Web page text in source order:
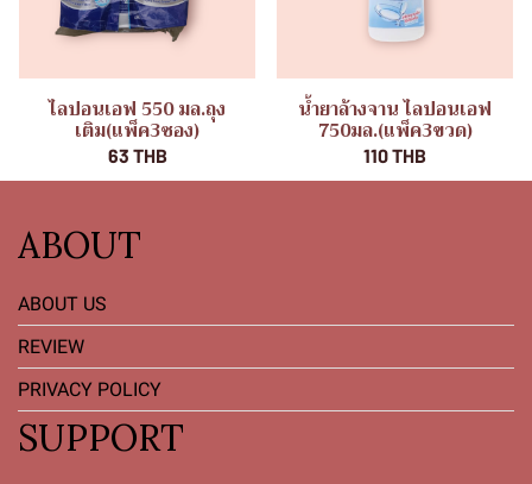
ไลปอนเอฟ 550 มล.ถุง
เติม(แพ็ค3ซอง)
63 THB
น้ำยาล้างจาน ไลปอนเอฟ
750มล.(แพ็ค3ขวด)
110 THB
ABOUT
ABOUT US
REVIEW
PRIVACY POLICY
SUPPORT